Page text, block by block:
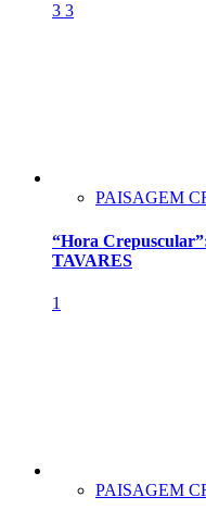
3 3
PAISAGEM
“Hora
TAVARES
1
PAISAGEM